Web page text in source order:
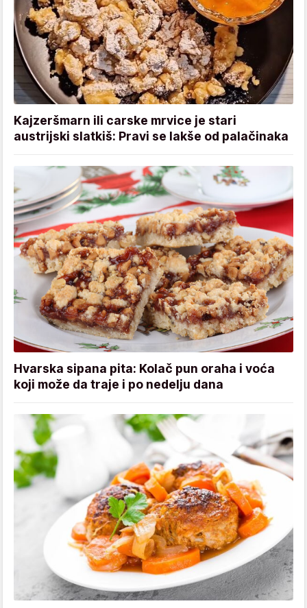
Kajzeršmarn ili carske mrvice je stari
austrijski slatkiš: Pravi se lakše od palačinaka
Hvarska sipana pita: Kolač pun oraha i voća
koji može da traje i po nedelju dana